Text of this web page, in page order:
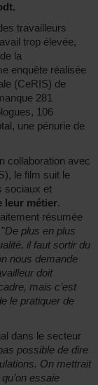
travailleurs
trop élevée,
la
enquête réalisée
(CeRIS) de
281
106
une pénurie de
collaboration avec
le film suit le
sociaux et
leur métier.
résumée
De plus en plus
il faut sortir du
nous demande
doit
mais c’est
le pratiquer de
dans le secteur
possible de dire
On mettrait
essaie